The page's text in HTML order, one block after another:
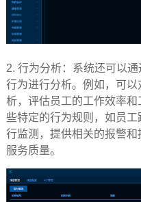
2. 行为分析：系统还可以
行为进行分析。例如，可
析，评估员工的工作效率
些特定的行为规则，如员
行监测，提供相关的报警
服务质量。